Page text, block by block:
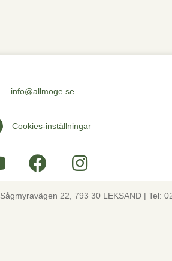
Maila oss på info@allmoge.se
info@allmoge.se
inställningar
Cookies-inställningar
22, 793 30 LEKSAND | Tel: